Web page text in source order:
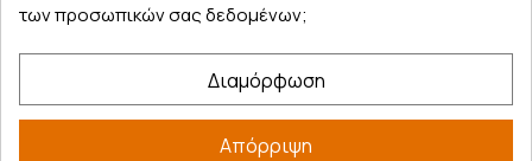
Έξοδα αποστολής
Επιστροφές προϊοντων
Εξέλιξη παραγγελίας
Πληροφορίες
των προσωπικών σας δεδομένων;
Διαμόρφωση
Απόρριψη